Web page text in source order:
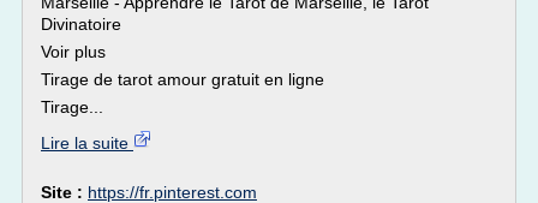
Divinatoire
Voir plus
Tirage de tarot amour gratuit en ligne
Tirage...
Lire la suite
Site : https://fr.pinterest.com